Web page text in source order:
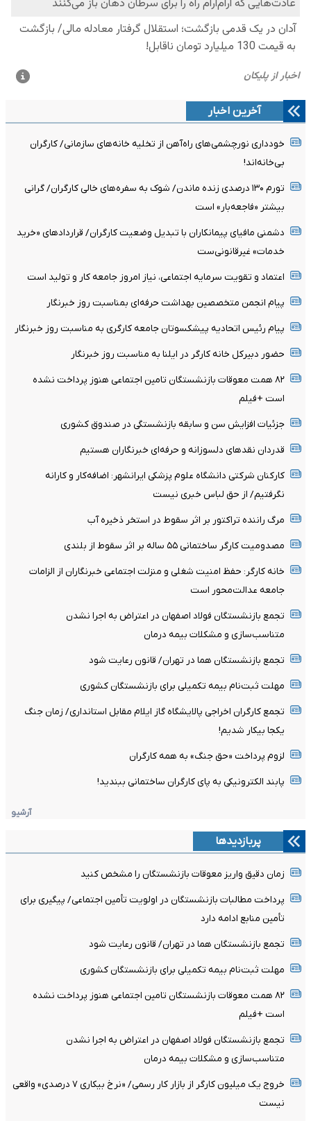
آخرین اخبار
خودداری نورچشمی‌های راه‌آهن از تخلیه خانه‌های سازمانی/ کارگران
بی‌خانه‌اند!
تورم ۱۳۰ درصدی زنده ماندن/ شوک به سفره‌های خالی کارگران/ گرانی
بیشتر «فاجعه‌بار» است
دشمنی مافیای پیمانکاران با تبدیل وضعیت کارگران/ قرارداد‌های «خرید
خدمات» غیرقانونی‌ست
اعتماد و تقویت سرمایه اجتماعی، نیاز امروز جامعه کار و تولید است
پیام انجمن متخصصین بهداشت حرفه‌ای بمناسبت روز خبرنگار
پیام رئیس اتحادیه پیشکسوتان جامعه کارگری به مناسبت روز خبرنگار
حضور دبیرکل خانه کارگر در ایلنا به مناسبت روز خبرنگار
۸۲ همت معوقات بازنشستگان تامین اجتماعی هنوز پرداخت نشده
است +فیلم
جزئیات افزایش سن و سابقه بازنشستگی در صندوق کشوری
قدردان نقدهای دلسوزانه و حرفه‌ای خبرنگاران هستیم
کارکنان شرکتی دانشگاه علوم پزشکی ایرانشهر: اضافه‌کار و کارانه
نگرفتیم/ از حق لباس خبری نیست
مرگ راننده تراکتور بر اثر سقوط در استخر ذخیره آب
مصدومیت کارگر ساختمانی ۵۵ ساله بر اثر سقوط از بلندی
خانه کارگر: حفظ امنیت شغلی و منزلت اجتماعی خبرنگاران از الزامات
جامعه عدالت‌محور است
تجمع بازنشستگان فولاد اصفهان در اعتراض به اجرا نشدن
متناسب‌سازی و مشکلات بیمه درمان
تجمع بازنشستگان هما در تهران/ قانون رعایت شود
مهلت ثبت‌نام بیمه تکمیلی برای بازنشستگان کشوری
تجمع کارگران اخراجی پالایشگاه گاز ایلام مقابل استانداری/ زمان جنگ
یکجا بیکار شدیم!
لزوم پرداخت «حق جنگ» به همه کارگران
پابند الکترونیکی به پای کارگران ساختمانی ببندید!
آرشیو
پربازدیدها
زمان دقیق واریز معوقات بازنشستگان را مشخص کنید
پرداخت مطالبات بازنشستگان در اولویت تأمین اجتماعی/ پیگیری برای
تأمین منابع ادامه دارد
تجمع بازنشستگان هما در تهران/ قانون رعایت شود
مهلت ثبت‌نام بیمه تکمیلی برای بازنشستگان کشوری
۸۲ همت معوقات بازنشستگان تامین اجتماعی هنوز پرداخت نشده
است +فیلم
تجمع بازنشستگان فولاد اصفهان در اعتراض به اجرا نشدن
متناسب‌سازی و مشکلات بیمه درمان
خروج یک میلیون کارگر از بازار کار رسمی/ «نرخ بیکاری ۷ درصدی» واقعی
نیست